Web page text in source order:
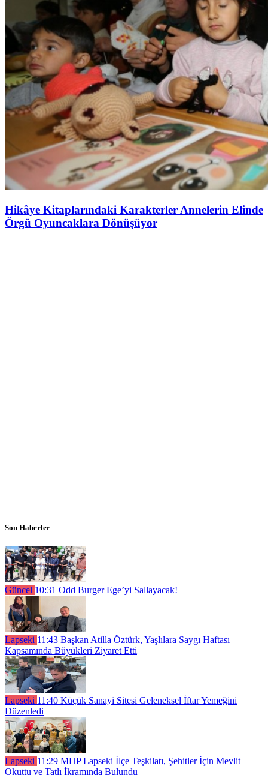
Hikâye Kitaplarındaki Karakterler Annelerin Elinde
Örgü Oyuncaklara Dönüşüyor
Son Haberler
Güncel 10:31 Odd Burger Ege’yi Sallayacak!
Lapseki 11:43 Başkan Atilla Öztürk, Yaşlılara Saygı Haftası
Kapsamında Büyükleri Ziyaret Etti
Lapseki 11:40 Küçük Sanayi Sitesi Geleneksel İftar Yemeğini
Düzenledi
Lapseki 11:29 MHP Lapseki İlçe Teşkilatı, Şehitler İçin Mevlit
Okuttu ve Tatlı İkramında Bulundu